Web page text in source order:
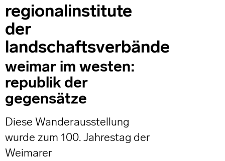
regionalinstitute
der
landschaftsverbände
weimar im westen:
republik der
gegensätze
Diese Wanderausstellung
wurde zum 100. Jahrestag der
Weimarer